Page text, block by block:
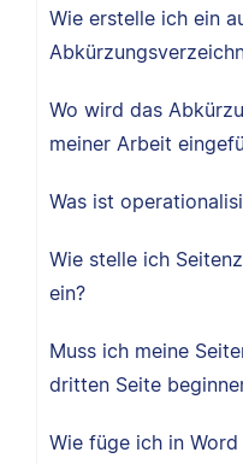
Wie erstelle ich ein
Wo wird das
meiner Arbeit
Was ist
Wie stelle ich
ein?
Muss ich meine
dritten Seite
Wie füge ich in Word